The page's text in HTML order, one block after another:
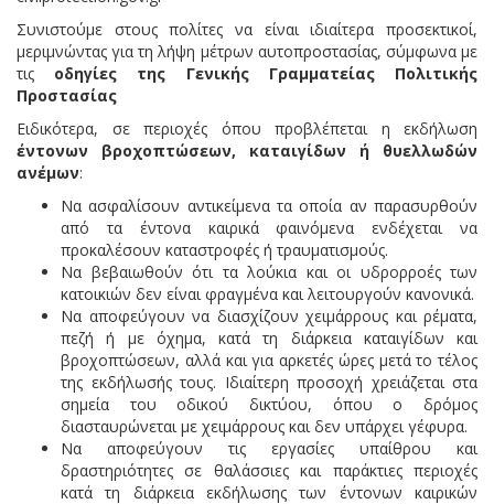
Συνιστούμε στους πολίτες να είναι ιδιαίτερα προσεκτικοί,
μεριμνώντας για τη λήψη μέτρων αυτοπροστασίας, σύμφωνα με
τις οδηγίες της Γενικής Γραμματείας Πολιτικής
Προστασίας
Ειδικότερα, σε περιοχές όπου προβλέπεται η εκδήλωση
έντονων βροχοπτώσεων, καταιγίδων ή θυελλωδών
ανέμων:
Να ασφαλίσουν αντικείμενα τα οποία αν παρασυρθούν
από τα έντονα καιρικά φαινόμενα ενδέχεται να
προκαλέσουν καταστροφές ή τραυματισμούς.
Να βεβαιωθούν ότι τα λούκια και οι υδρορροές των
κατοικιών δεν είναι φραγμένα και λειτουργούν κανονικά.
Να αποφεύγουν να διασχίζουν χειμάρρους και ρέματα,
πεζή ή με όχημα, κατά τη διάρκεια καταιγίδων και
βροχοπτώσεων, αλλά και για αρκετές ώρες μετά το τέλος
της εκδήλωσής τους. Ιδιαίτερη προσοχή χρειάζεται στα
σημεία του οδικού δικτύου, όπου ο δρόμος
διασταυρώνεται με χειμάρρους και δεν υπάρχει γέφυρα.
Να αποφεύγουν τις εργασίες υπαίθρου και
δραστηριότητες σε θαλάσσιες και παράκτιες περιοχές
κατά τη διάρκεια εκδήλωσης των έντονων καιρικών